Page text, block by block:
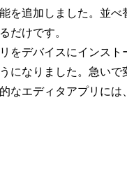
を追加しました。並
だけです。
をデバイスにインス
になりました。急い
なエディタアプリには、